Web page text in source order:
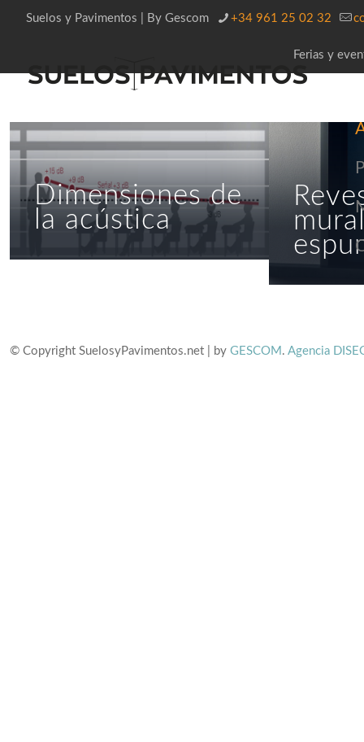
Suelos y Pavimentos | By Gescom +34 961 25 02 32
Ferias y
Dimensiones de
la acústica
© Copyright SuelosyPavimentos.net | by GESCOM . Agencia